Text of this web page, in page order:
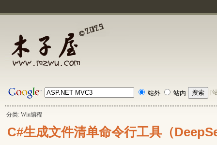
站外 站内 [
分类: Win编程
C#生成文件清单命令行工具（